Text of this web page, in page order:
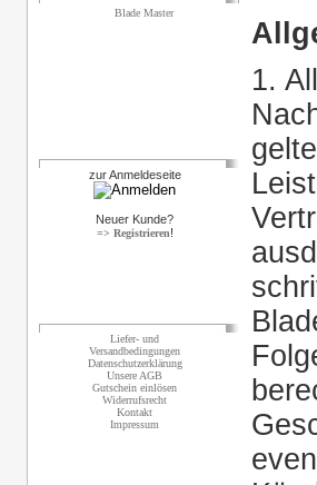
Blade Master
zur Anmeldeseite
Neuer Kunde?
=> Registrieren!
Liefer- und
Versandbedingungen
Datenschutzerklärung
Unsere AGB
Gutschein einlösen
Widerrufsrecht
Kontakt
Impressum
1.